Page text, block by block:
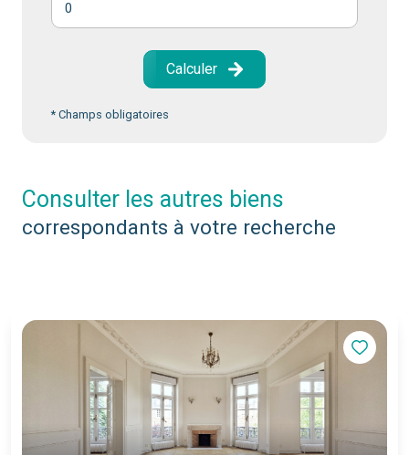
Calculer
* Champs obligatoires
consulter les autres biens
correspondants à votre recherche